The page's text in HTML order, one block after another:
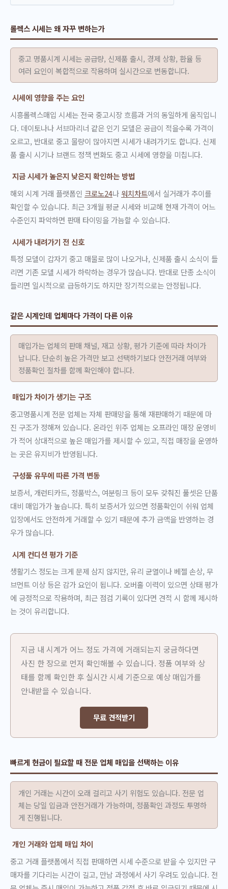
롤렉스 시세는 왜 자꾸 변하는가
중고 명품시계 시세는 공급량, 신제품 출시, 경제 상황, 환율 등
여러 요인이 복합적으로 작용하며 실시간으로 변동합니다.
시세에 영향을 주는 요인
시흥롤렉스매입 시세는 전국 중고시장 흐름과 거의 동일하게 움직입니
다. 데이토나나 서브마리너 같은 인기 모델은 공급이 적을수록 가격이
오르고, 반대로 중고 물량이 많아지면 시세가 내려가기도 합니다. 신제
품 출시 시기나 브랜드 정책 변화도 중고 시세에 영향을 미칩니다.
지금 시세가 높은지 낮은지 확인하는 방법
해외 시계 거래 플랫폼인 크로노24나 워치차트에서 실거래가 추이를
확인할 수 있습니다. 최근 3개월 평균 시세와 비교해 현재 가격이 어느
수준인지 파악하면 판매 타이밍을 가늠할 수 있습니다.
시세가 내려가기 전 신호
특정 모델이 갑자기 중고 매물로 많이 나오거나, 신제품 출시 소식이 들
리면 기존 모델 시세가 하락하는 경우가 많습니다. 반대로 단종 소식이
들리면 일시적으로 급등하기도 하지만 장기적으로는 안정됩니다.
같은 시계인데 업체마다 가격이 다른 이유
매입가는 업체의 판매 채널, 재고 상황, 평가 기준에 따라 차이가
납니다. 단순히 높은 가격만 보고 선택하기보다 안전거래 여부와
정품확인 절차를 함께 확인해야 합니다.
매입가 차이가 생기는 구조
중고명품시계 전문 업체는 자체 판매망을 통해 재판매하기 때문에 마
진 구조가 정해져 있습니다. 온라인 위주 업체는 오프라인 매장 운영비
가 적어 상대적으로 높은 매입가를 제시할 수 있고, 직접 매장을 운영하
는 곳은 유지비가 반영됩니다.
구성품 유무에 따른 가격 변동
보증서, 개런티카드, 정품박스, 여분링크 등이 모두 갖춰진 풀셋은 단품
대비 매입가가 높습니다. 특히 보증서가 있으면 정품확인이 쉬워 업체
입장에서도 안전하게 거래할 수 있기 때문에 추가 금액을 반영하는 경
우가 많습니다.
시계 컨디션 평가 기준
생활기스 정도는 크게 문제 삼지 않지만, 유리 균열이나 베젤 손상, 무
브먼트 이상 등은 감가 요인이 됩니다. 오버홀 이력이 있으면 상태 평가
에 긍정적으로 작용하며, 최근 점검 기록이 있다면 견적 시 함께 제시하
는 것이 유리합니다.
지금 내 시계가 어느 정도 가격에 거래되는지 궁금하다면
사진 한 장으로 먼저 확인해볼 수 있습니다. 정품 여부와 상
태를 함께 확인한 후 실시간 시세 기준으로 예상 매입가를
안내받을 수 있습니다.
무료 견적받기
빠르게 현금이 필요할 때 전문 업체 매입을 선택하는 이유
개인 거래는 시간이 오래 걸리고 사기 위험도 있습니다. 전문 업
체는 당일 입금과 안전거래가 가능하며, 정품확인 과정도 투명하
게 진행됩니다.
개인 거래와 업체 매입 차이
중고 거래 플랫폼에서 직접 판매하면 시세 수준으로 받을 수 있지만 구
매자를 기다리는 시간이 길고, 만남 과정에서 사기 우려도 있습니다. 전